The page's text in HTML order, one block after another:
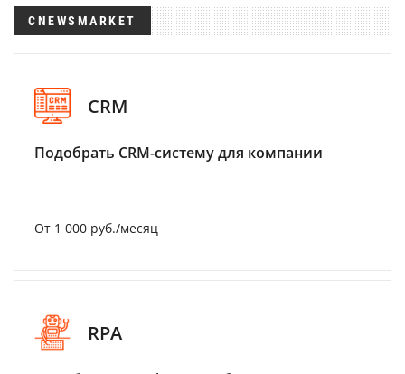
CNEWSMARKET
CRM
Подобрать CRM-систему для компании
От 1 000 руб./месяц
RPA